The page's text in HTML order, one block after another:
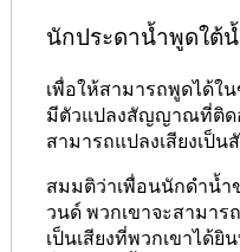
นักประดาน้ำพูดใต้น้
เพื่อให้สามารถพูดได้ใ
มีตัวแปลงสัญญาณที่ติด
สามารถแปลงเสียงเป็
สมมติว่าเพื่อนนักดำน้ำ
วนด์ พวกเขาจะสามา
เป็นเสียงที่พวกเขาได้